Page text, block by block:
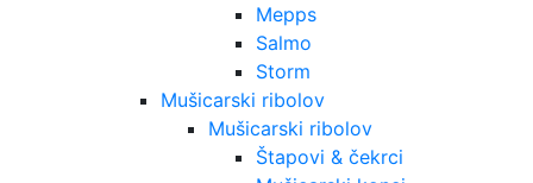
Mepps
Salmo
Storm
Mušicarski ribolov
Mušicarski ribolov
Štapovi & čekrci